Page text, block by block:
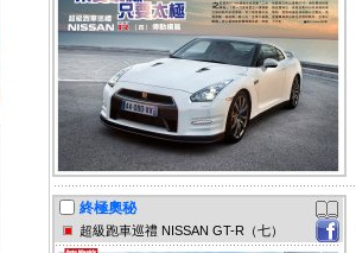
終極奧秘
超級跑車巡禮 NISSAN GT-R（七）